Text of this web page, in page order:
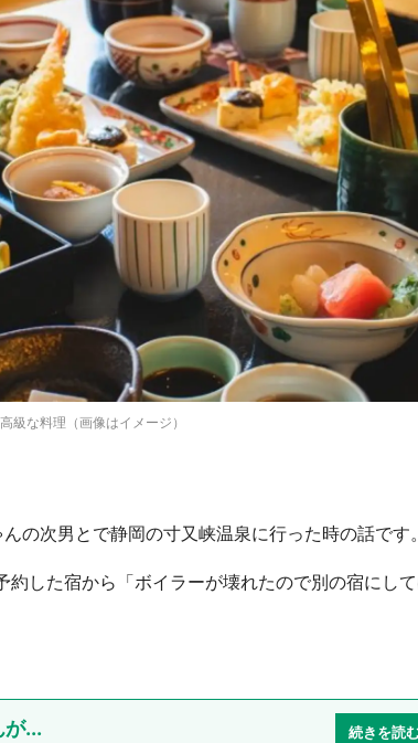
高級な料理（画像はイメージ）
の次男とで静岡の寸又峡温泉に行った時の話です。
した宿から「ボイラーが壊れたので別の宿にし
が... 続きを読